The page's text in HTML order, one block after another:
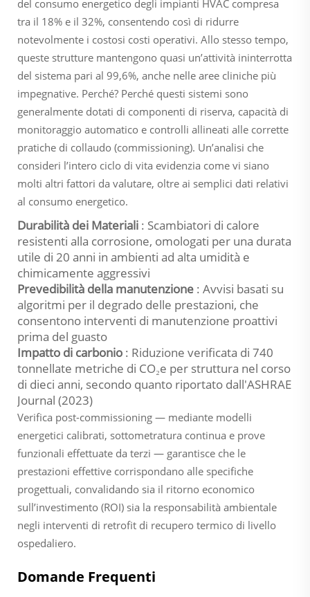
del consumo energetico degli impianti HVAC compresa
tra il 18% e il 32%, consentendo così di ridurre
notevolmente i costosi costi operativi. Allo stesso tempo,
queste strutture mantengono quasi un’attività ininterrotta
del sistema pari al 99,6%, anche nelle aree cliniche più
impegnative. Perché? Perché questi sistemi sono
generalmente dotati di componenti di riserva, capacità di
monitoraggio automatico e controlli allineati alle corrette
pratiche di collaudo (commissioning). Un’analisi che
consideri l’intero ciclo di vita evidenzia come vi siano
molti altri fattori da valutare, oltre ai semplici dati relativi
al consumo energetico.
Durabilità dei Materiali : Scambiatori di calore
resistenti alla corrosione, omologati per una durata
utile di 20 anni in ambienti ad alta umidità e
chimicamente aggressivi
Prevedibilità della manutenzione : Avvisi basati su
algoritmi per il degrado delle prestazioni, che
consentono interventi di manutenzione proattivi
prima del guasto
Impatto di carbonio : Riduzione verificata di 740
tonnellate metriche di CO₂e per struttura nel corso
di dieci anni, secondo quanto riportato dall'ASHRAE
Journal (2023)
Verifica post-commissioning — mediante modelli
energetici calibrati, sottometratura continua e prove
funzionali effettuate da terzi — garantisce che le
prestazioni effettive corrispondano alle specifiche
progettuali, convalidando sia il ritorno economico
sull’investimento (ROI) sia la responsabilità ambientale
negli interventi di retrofit di recupero termico di livello
ospedaliero.
Domande Frequenti